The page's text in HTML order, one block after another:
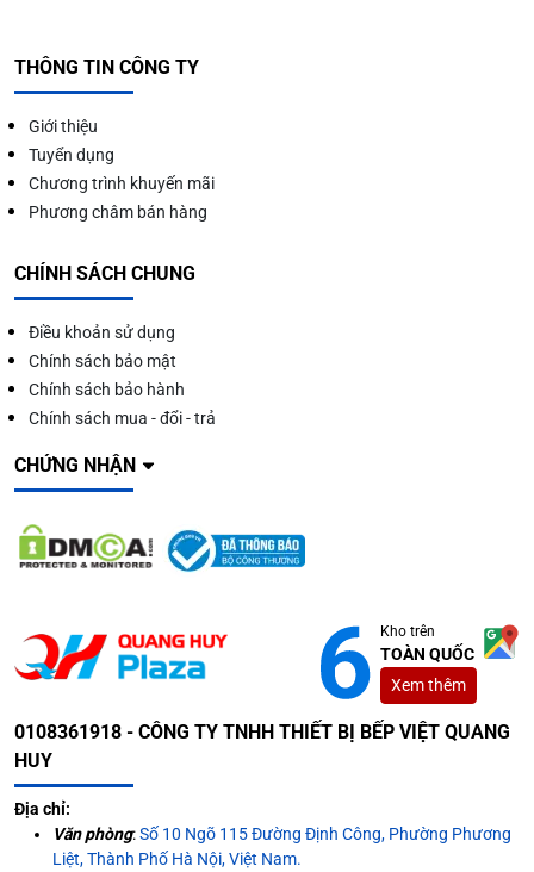
THÔNG TIN CÔNG TY
Giới thiệu
Tuyển dụng
Chương trình khuyến mãi
Phương châm bán hàng
CHÍNH SÁCH CHUNG
Điều khoản sử dụng
Chính sách bảo mật
Chính sách bảo hành
Chính sách mua - đổi - trả
CHỨNG NHẬN
Kho trên
TOÀN QUỐC
Xem thêm
0108361918 - CÔNG TY TNHH THIẾT BỊ BẾP VIỆT QUANG
HUY
Địa chỉ:
Văn phòng:Số 10 Ngõ 115 Đường Định Công, Phường Phương
Liệt, Thành Phố Hà Nội, Việt Nam.